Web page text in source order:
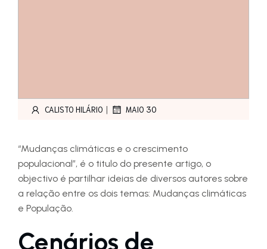
CALISTO HILÁRIO | MAIO 30
“Mudanças climáticas e o crescimento
populacional”, é o titulo do presente artigo, o
objectivo é partilhar ideias de diversos autores sobre
a relação entre os dois temas: Mudanças climáticas
e População.
Cenários de